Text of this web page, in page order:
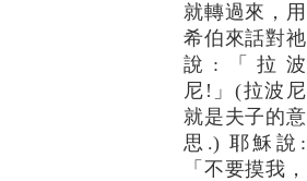
就轉過來，用
希伯來話對祂
說:「拉波
尼!」(拉波尼
就是夫子的意
思.) 耶穌說:
「不要摸我，